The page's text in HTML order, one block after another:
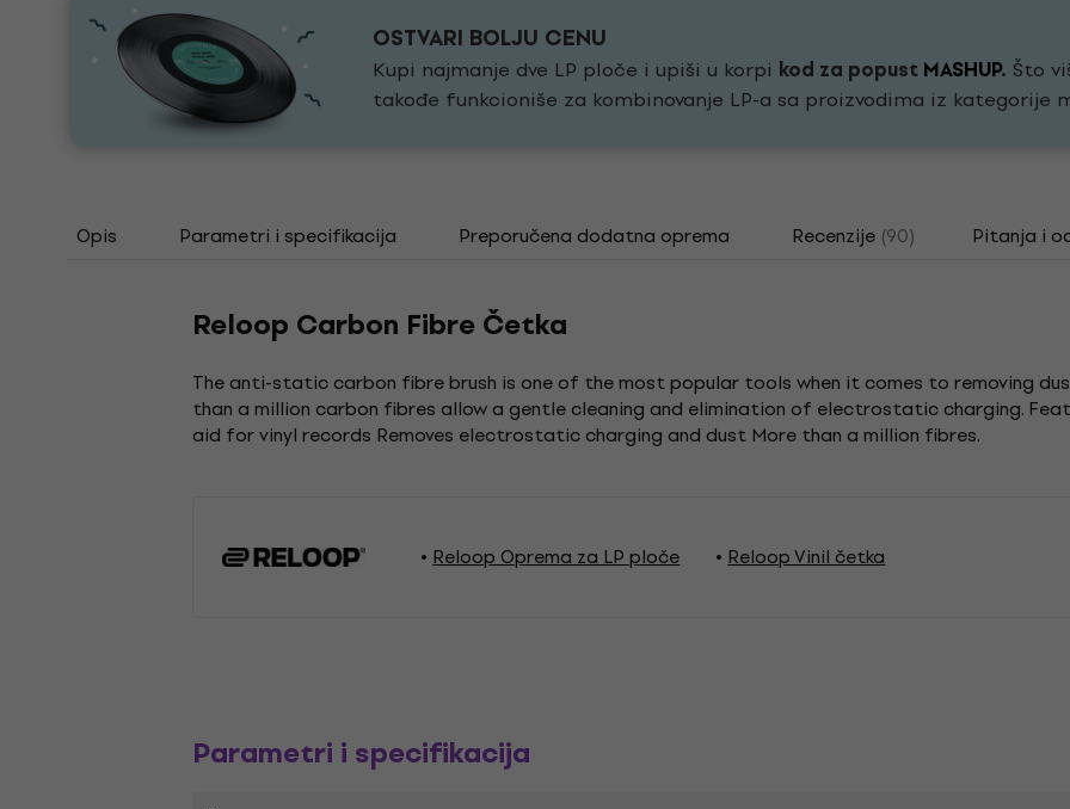
OSTVARI BOLJU CENU
Kupi najmanje dve LP ploče i upiši u korpi kod za popustMASHUP. Što
takođe funkcioniše za kombinovanje LP-a sa proizvodima iz kategorije
Opis Parametri i specifikacija Preporučena dodatna oprema Recenzije (90) Pitanja i
Reloop Carbon Fibre Četka
The anti-static carbon fibre brush is one of the most popular tools when it comes to removing
than a million carbon fibres allow a gentle cleaning and elimination of electrostatic charging.
aid for vinyl records Removes electrostatic charging and dust More than a million fibres.
Reloop Oprema za LP ploče Reloop Vinil četka
Parametri i specifikacija